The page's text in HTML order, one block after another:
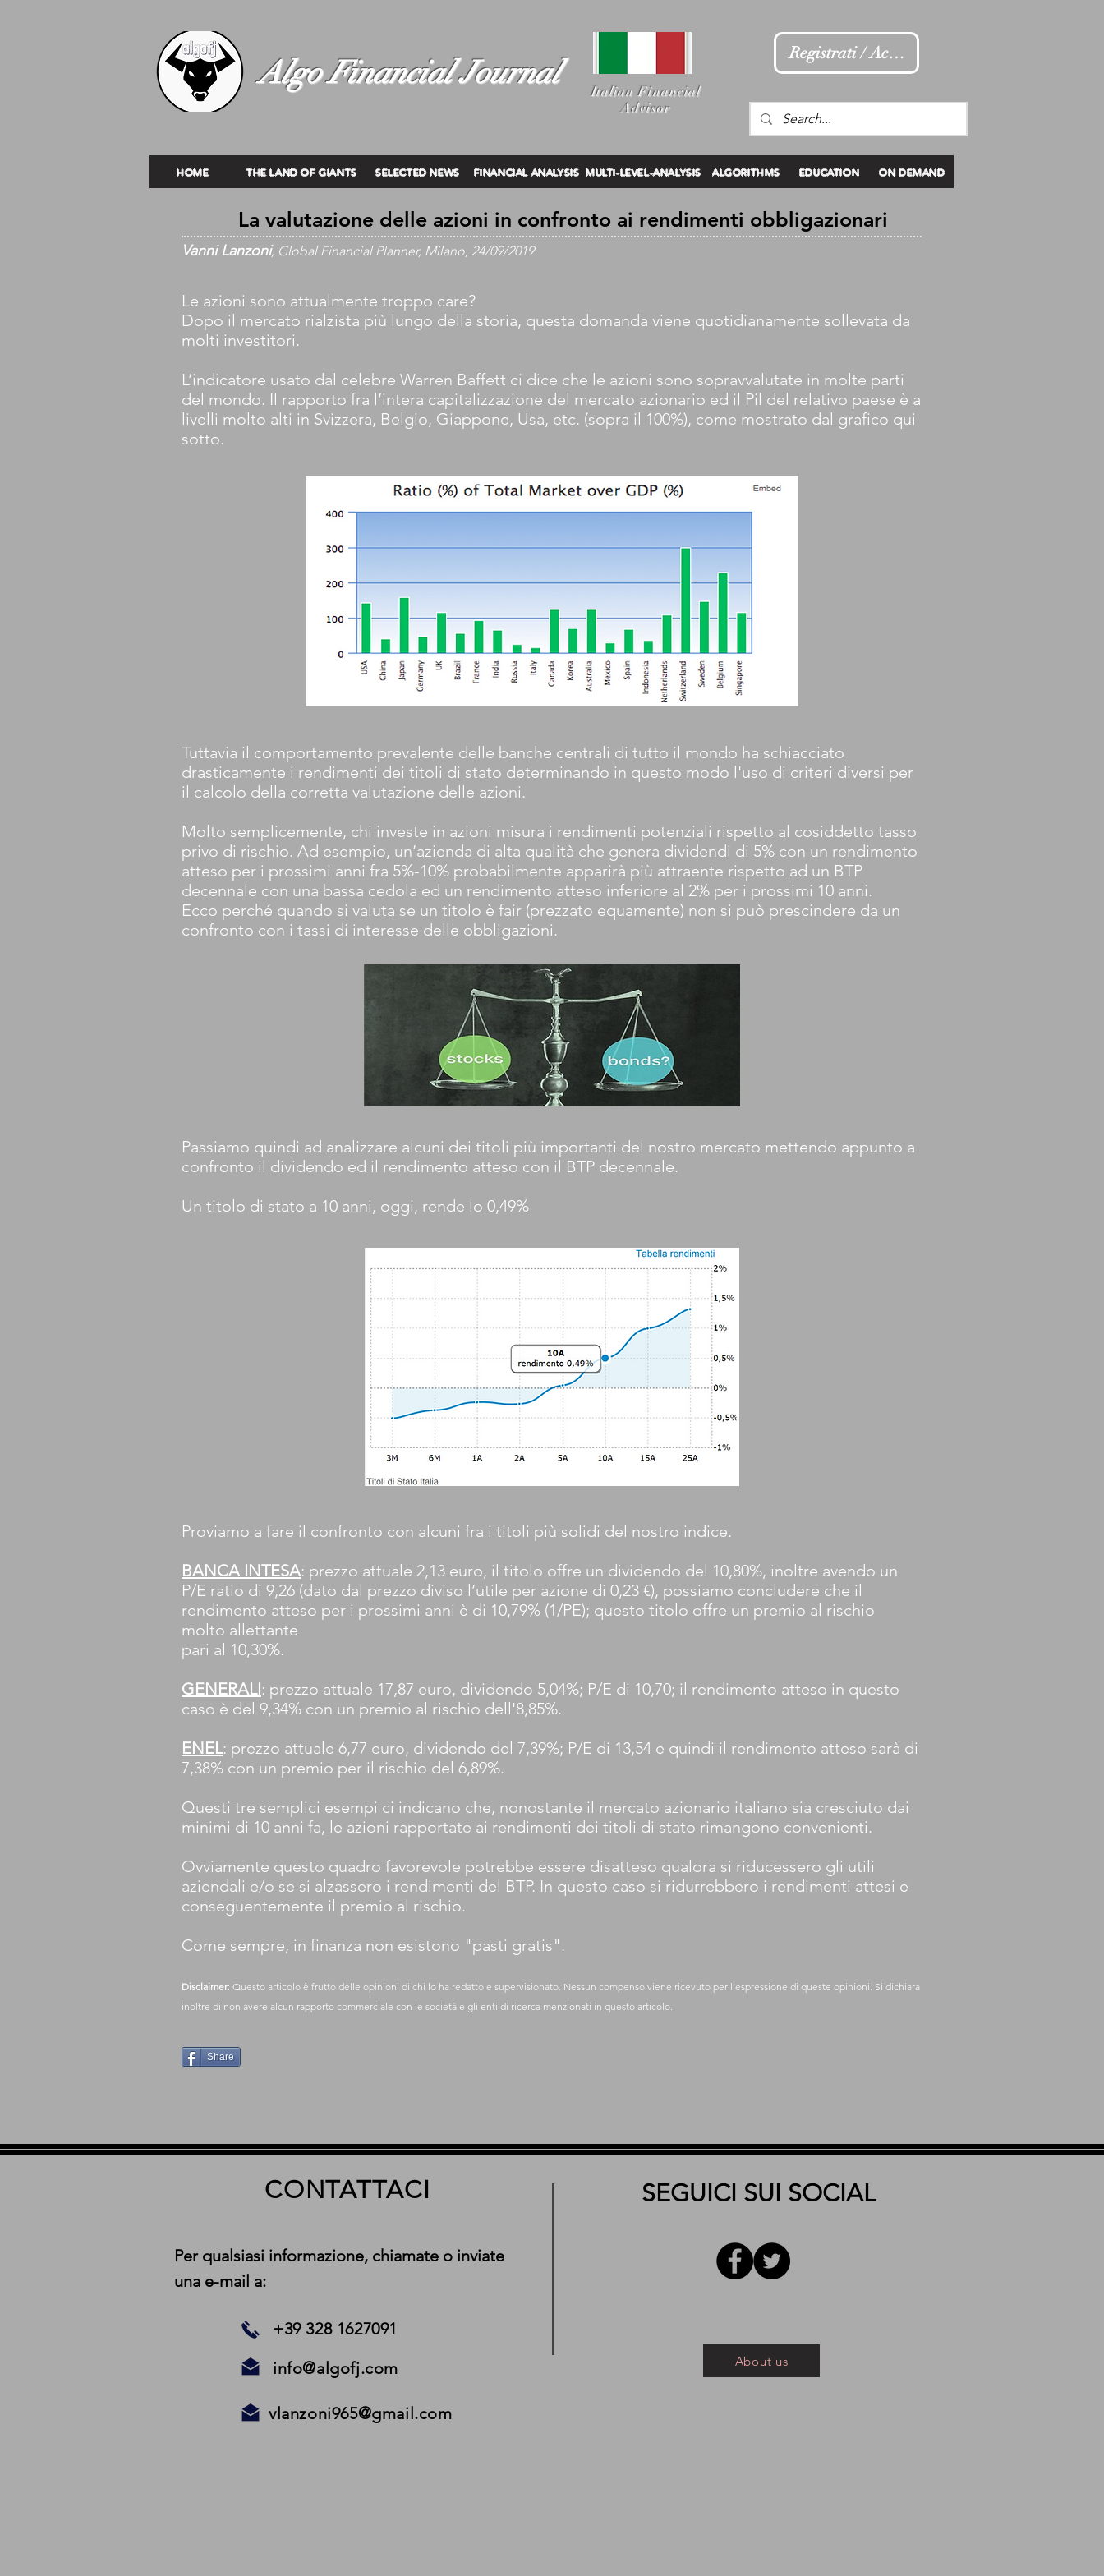
Algo Financial Journal Italian Financial
Advisor
Registrati / Accedi
La valutazione delle azioni in confronto ai rendimenti obbligazionari
Vanni Lanzoni, Global Financial Planner, Milano, 24/09/2019
Le azioni sono attualmente troppo care?
Dopo il mercato rialzista più lungo della storia, questa domanda viene quotidianamente sollevata da
molti investitori.
L’indicatore usato dal celebre Warren Baffett ci dice che le azioni sono sopravvalutate in molte parti
del mondo. Il rapporto fra l’intera capitalizzazione del mercato azionario ed il Pil del relativo paese è a
livelli molto alti in Svizzera, Belgio, Giappone, Usa, etc. (sopra il 100%), come mostrato dal grafico qui
sotto.
Tuttavia il comportamento prevalente delle banche centrali di tutto il mondo ha schiacciato
drasticamente i rendimenti dei titoli di stato determinando in questo modo l'uso di criteri diversi per
il calcolo della corretta valutazione delle azioni.
Molto semplicemente, chi investe in azioni misura i rendimenti potenziali rispetto al cosiddetto tasso
privo di rischio. Ad esempio, un’azienda di alta qualità che genera dividendi di 5% con un rendimento
atteso per i prossimi anni fra 5%-10% probabilmente apparirà più attraente rispetto ad un BTP
decennale con una bassa cedola ed un rendimento atteso inferiore al 2% per i prossimi 10 anni.
Ecco perché quando si valuta se un titolo è fair (prezzato equamente) non si può prescindere da un
confronto con i tassi di interesse delle obbligazioni.
Passiamo quindi ad analizzare alcuni dei titoli più importanti del nostro mercato mettendo appunto a
confronto il dividendo ed il rendimento atteso con il BTP decennale.
Un titolo di stato a 10 anni, oggi, rende lo 0,49%
Proviamo a fare il confronto con alcuni fra i titoli più solidi del nostro indice.
BANCA INTESA: prezzo attuale 2,13 euro, il titolo offre un dividendo del 10,80%, inoltre avendo un
P/E ratio di 9,26 (dato dal prezzo diviso l’utile per azione di 0,23 €), possiamo concludere che il
rendimento atteso per i prossimi anni è di 10,79% (1/PE); questo titolo offre un premio al rischio
molto allettante
pari al 10,30%.
GENERALI: prezzo attuale 17,87 euro, dividendo 5,04%; P/E di 10,70; il rendimento atteso in questo
caso è del 9,34% con un premio al rischio dell'8,85%.
ENEL: prezzo attuale 6,77 euro, dividendo del 7,39%; P/E di 13,54 e quindi il rendimento atteso sarà di
7,38% con un premio per il rischio del 6,89%.
Questi tre semplici esempi ci indicano che, nonostante il mercato azionario italiano sia cresciuto dai
minimi di 10 anni fa, le azioni rapportate ai rendimenti dei titoli di stato rimangono convenienti.
Ovviamente questo quadro favorevole potrebbe essere disatteso qualora si riducessero gli utili
aziendali e/o se si alzassero i rendimenti del BTP. In questo caso si ridurrebbero i rendimenti attesi e
conseguentemente il premio al rischio.
Come sempre, in finanza non esistono "pasti gratis".
Disclaimer: Questo articolo è frutto delle opinioni di chi lo ha redatto e supervisionato. Nessun compenso viene ricevuto per l’espressione di queste opinioni. Si dichiara
inoltre di non avere alcun rapporto commerciale con le società e gli enti di ricerca menzionati in questo articolo.
Share
HOME THE LAND OF GIANTS SELECTED NEWS FINANCIAL ANALYSIS MULTI-LEVEL-ANALYSIS ALGORITHMS EDUCATION ON DEMAND
CONTATTACI
Per qualsiasi informazione, chiamate o inviate
una e-mail a:
+39 328 1627091
info@algofj.com
SEGUICI SUI SOCIAL
About us
vlanzoni965@gmail.com